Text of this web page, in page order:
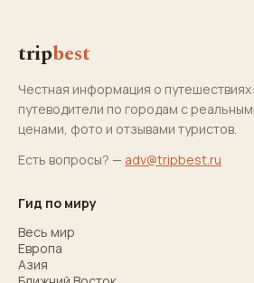
tripbest
Честная информация о путешествиях:
путеводители по городам с
ценами, фото и отзывами туристов.
Есть вопросы? — adv@tripbest.ru
Гид по миру
Весь мир
Европа
Азия